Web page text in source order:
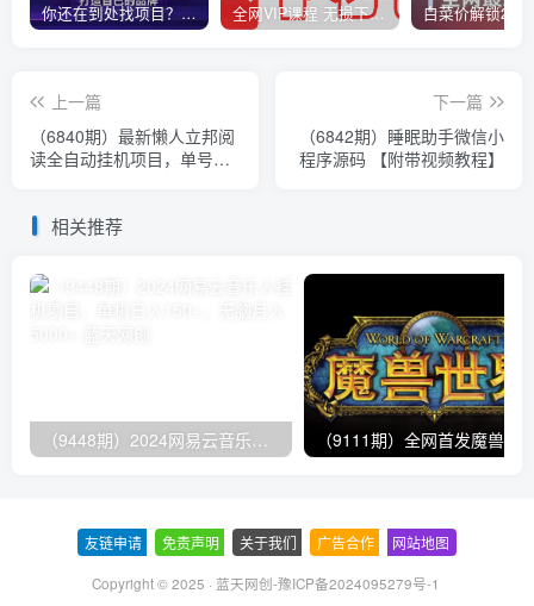
你还在到处找项目？还在当韭菜？我靠卖项目一个月收入5万+，曾经我也是个失败者。 全网VIP课程 无损下载~
上一篇
（6840期）最新懒人立邦阅
读全自动挂机项目，单号一
下一篇
（6842期）睡眠助手微信小
程序源码 【附带视频教程】
相关推荐
友链申请 免责声明 关于我们 广告合作 网站地图
Copyright © 2025 · 蓝天网创-豫ICP备2024095279号-1